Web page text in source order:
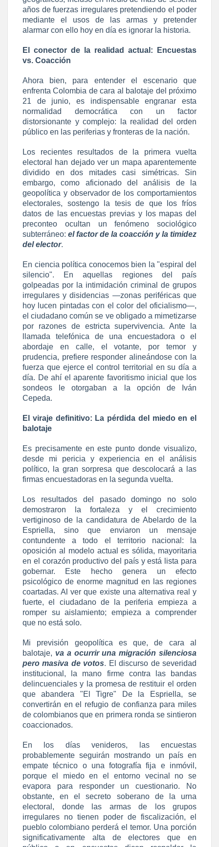
años de fuerzas irregulares pretendiendo el poder
mediante el usos de las armas y pretender
alarmar con ello hoy en día es ignorar la historia.
El conector de la realidad actual: Encuestas
vs. Coacción
Ahora bien, para entender el escenario que
enfrenta Colombia de cara al balotaje del próximo
21 de junio, es indispensable engranar esta
normalidad democrática con un factor
distorsionante y complejo: la realidad del orden
público en las periferias y fronteras de la nación.
Los recientes resultados de la primera vuelta
electoral han dejado ver un mapa aparentemente
dividido en dos mitades casi simétricas. Sin
embargo, como aficionado del análisis de la
geopolítica y observador de los comportamientos
electorales, sostengo la tesis de que los fríos
datos de las encuestas previas y los mapas del
preconteo ocultan un fenómeno sociológico
subterráneo: el factor de la coacción y la timidez
del elector.
En ciencia política conocemos bien la "espiral del
silencio". En aquellas regiones del país
golpeadas por la intimidación criminal de grupos
irregulares y disidencias —zonas periféricas que
hoy lucen pintadas con el color del oficialismo—,
el ciudadano común se ve obligado a mimetizarse
por razones de estricta supervivencia. Ante la
llamada telefónica de una encuestadora o el
abordaje en calle, el votante, por temor y
prudencia, prefiere responder alineándose con la
fuerza que ejerce el control territorial en su día a
día. De ahí el aparente favoritismo inicial que los
sondeos le otorgaban a la opción de Iván
Cepeda.
El viraje definitivo: La pérdida del miedo en el
balotaje
Es precisamente en este punto donde visualizo,
desde mi pericia y experiencia en el análisis
político, la gran sorpresa que descolocará a las
firmas encuestadoras en la segunda vuelta.
Los resultados del pasado domingo no solo
demostraron la fortaleza y el crecimiento
vertiginoso de la candidatura de Abelardo de la
Espriella, sino que enviaron un mensaje
contundente a todo el territorio nacional: la
oposición al modelo actual es sólida, mayoritaria
en el corazón productivo del país y está lista para
gobernar. Este hecho genera un efecto
psicológico de enorme magnitud en las regiones
coartadas. Al ver que existe una alternativa real y
fuerte, el ciudadano de la periferia empieza a
romper su aislamiento; empieza a comprender
que no está solo.
Mi previsión geopolítica es que, de cara al
balotaje, va a ocurrir una migración silenciosa
pero masiva de votos. El discurso de severidad
institucional, la mano firme contra las bandas
delincuenciales y la promesa de restituir el orden
que abandera "El Tigre" De la Espriella, se
convertirán en el refugio de confianza para miles
de colombianos que en primera ronda se sintieron
coaccionados.
En los días venideros, las encuestas
probablemente seguirán mostrando un país en
empate técnico o una fotografía fija e inmóvil,
porque el miedo en el entorno vecinal no se
evapora para responder un cuestionario. No
obstante, en el secreto soberano de la urna
electoral, donde las armas de los grupos
irregulares no tienen poder de fiscalización, el
pueblo colombiano perderá el temor. Una porción
significativamente alta de electores que en